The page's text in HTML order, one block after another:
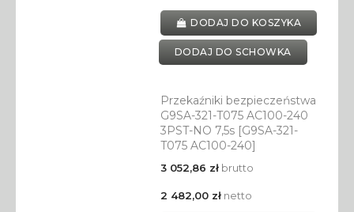
DODAJ DO KOSZYKA
DODAJ DO SCHOWKA
Przekaźniki bezpieczeństwa
G9SA-321-T075 AC100-240
3PST-NO 7,5s [G9SA-321-
T075 AC100-240]
3 052,86 złbrutto
2 482,00 złnetto